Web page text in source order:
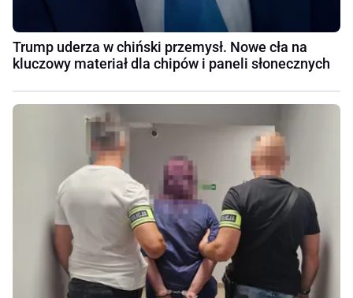
Trump uderza w chiński przemysł. Nowe cła na
kluczowy materiał dla chipów i paneli słonecznych